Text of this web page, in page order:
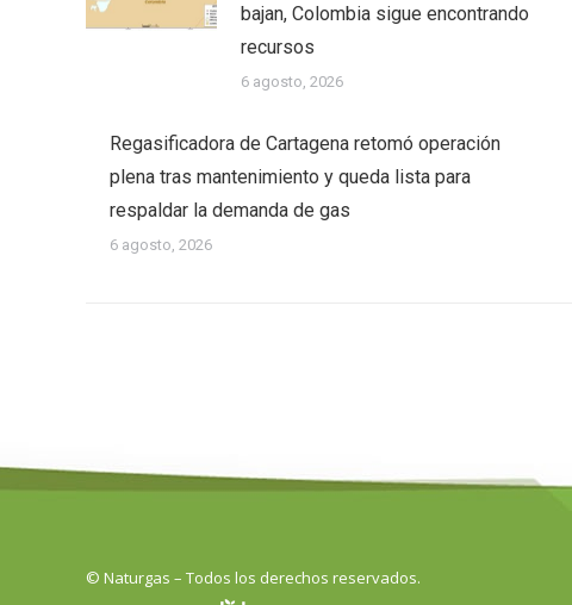
bajan, Colombia sigue encontrando
recursos
6 agosto, 2026
Regasificadora de Cartagena retomó operación
plena tras mantenimiento y queda lista para
respaldar la demanda de gas
6 agosto, 2026
© Naturgas – Todos los derechos reservados.